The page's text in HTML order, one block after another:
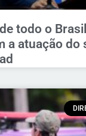
todo o Brasil
a atuação do